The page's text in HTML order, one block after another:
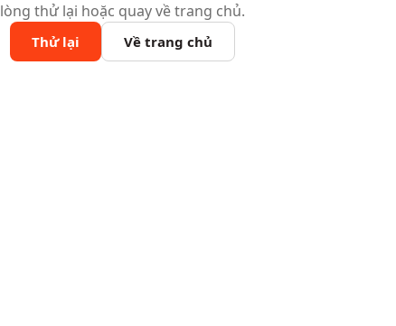
lòng thử lại hoặc quay về trang chủ.
Thử lại Về trang chủ